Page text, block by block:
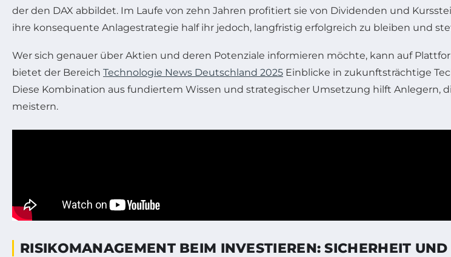
der den DAX abbildet. Im Laufe von zehn Jahren profitiert sie von Dividenden und
ihre konsequente Anlagestrategie half ihr jedoch, langfristig erfolgreich zu bleiben und
Wer sich genauer über Aktien und deren Potenziale informieren möchte, kann auf
bietet der Bereich Technologie News Deutschland 2025 Einblicke in zukunftsträchtige
Diese Kombination aus fundiertem Wissen und strategischer Umsetzung hilft Anlegern,
meistern.
RISIKOMANAGEMENT BEIM INVESTIEREN: SICHERHEIT